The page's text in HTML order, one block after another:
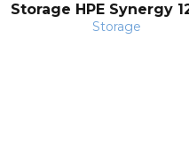
Storage HPE Synergy
Storage